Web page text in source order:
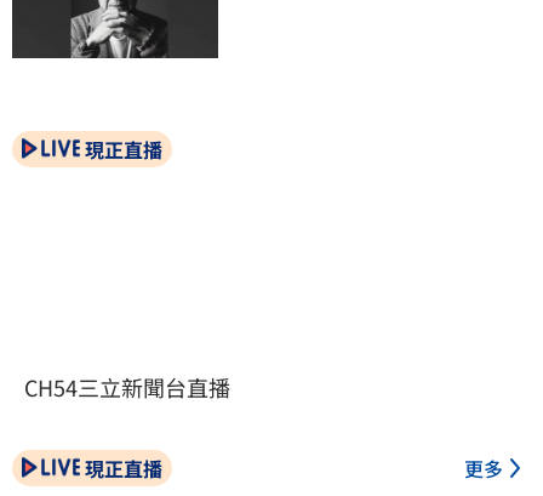
現正直播
CH54三立新聞台直播
現正直播 更多